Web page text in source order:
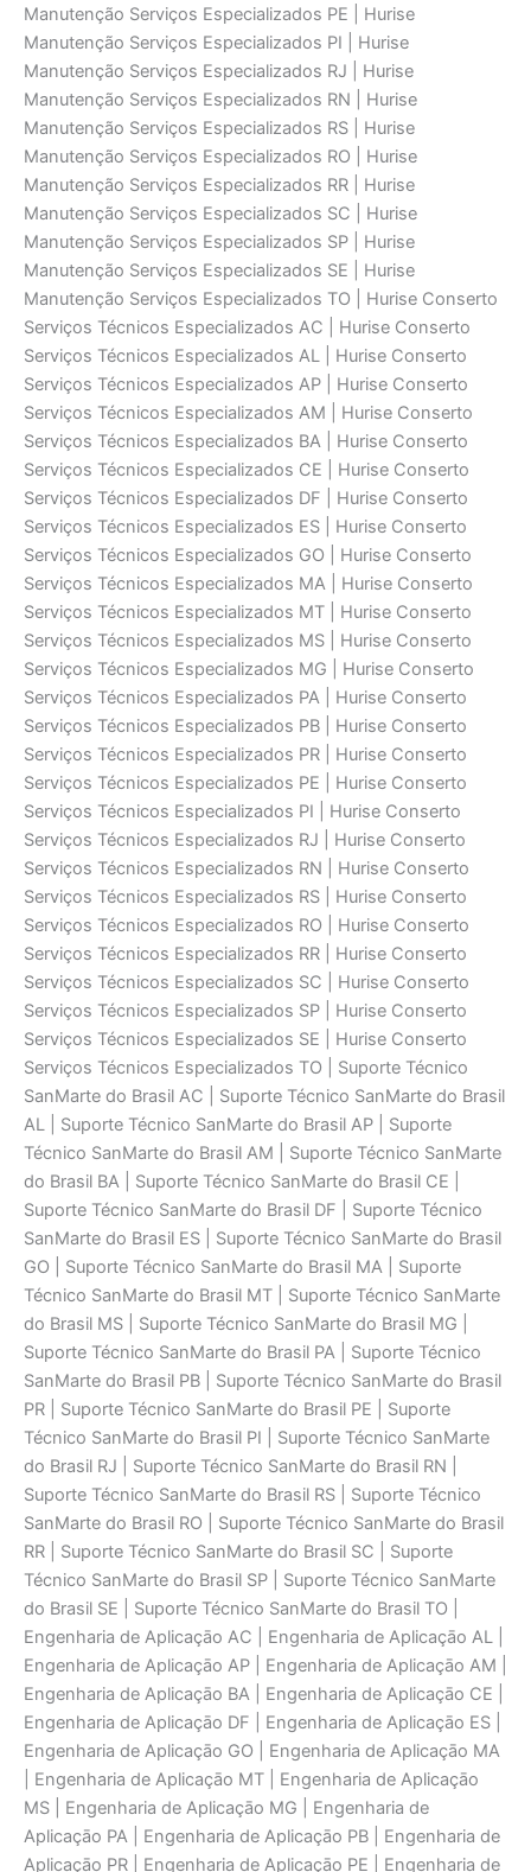
Manutenção Serviços Especializados PE | Hurise
Manutenção Serviços Especializados PI | Hurise
Manutenção Serviços Especializados RJ | Hurise
Manutenção Serviços Especializados RN | Hurise
Manutenção Serviços Especializados RS | Hurise
Manutenção Serviços Especializados RO | Hurise
Manutenção Serviços Especializados RR | Hurise
Manutenção Serviços Especializados SC | Hurise
Manutenção Serviços Especializados SP | Hurise
Manutenção Serviços Especializados SE | Hurise
Manutenção Serviços Especializados TO | Hurise Conserto
Serviços Técnicos Especializados AC | Hurise Conserto
Serviços Técnicos Especializados AL | Hurise Conserto
Serviços Técnicos Especializados AP | Hurise Conserto
Serviços Técnicos Especializados AM | Hurise Conserto
Serviços Técnicos Especializados BA | Hurise Conserto
Serviços Técnicos Especializados CE | Hurise Conserto
Serviços Técnicos Especializados DF | Hurise Conserto
Serviços Técnicos Especializados ES | Hurise Conserto
Serviços Técnicos Especializados GO | Hurise Conserto
Serviços Técnicos Especializados MA | Hurise Conserto
Serviços Técnicos Especializados MT | Hurise Conserto
Serviços Técnicos Especializados MS | Hurise Conserto
Serviços Técnicos Especializados MG | Hurise Conserto
Serviços Técnicos Especializados PA | Hurise Conserto
Serviços Técnicos Especializados PB | Hurise Conserto
Serviços Técnicos Especializados PR | Hurise Conserto
Serviços Técnicos Especializados PE | Hurise Conserto
Serviços Técnicos Especializados PI | Hurise Conserto
Serviços Técnicos Especializados RJ | Hurise Conserto
Serviços Técnicos Especializados RN | Hurise Conserto
Serviços Técnicos Especializados RS | Hurise Conserto
Serviços Técnicos Especializados RO | Hurise Conserto
Serviços Técnicos Especializados RR | Hurise Conserto
Serviços Técnicos Especializados SC | Hurise Conserto
Serviços Técnicos Especializados SP | Hurise Conserto
Serviços Técnicos Especializados SE | Hurise Conserto
Serviços Técnicos Especializados TO | Suporte Técnico
SanMarte do Brasil AC | Suporte Técnico SanMarte do Brasil
AL | Suporte Técnico SanMarte do Brasil AP | Suporte
Técnico SanMarte do Brasil AM | Suporte Técnico SanMarte
do Brasil BA | Suporte Técnico SanMarte do Brasil CE |
Suporte Técnico SanMarte do Brasil DF | Suporte Técnico
SanMarte do Brasil ES | Suporte Técnico SanMarte do Brasil
GO | Suporte Técnico SanMarte do Brasil MA | Suporte
Técnico SanMarte do Brasil MT | Suporte Técnico SanMarte
do Brasil MS | Suporte Técnico SanMarte do Brasil MG |
Suporte Técnico SanMarte do Brasil PA | Suporte Técnico
SanMarte do Brasil PB | Suporte Técnico SanMarte do Brasil
PR | Suporte Técnico SanMarte do Brasil PE | Suporte
Técnico SanMarte do Brasil PI | Suporte Técnico SanMarte
do Brasil RJ | Suporte Técnico SanMarte do Brasil RN |
Suporte Técnico SanMarte do Brasil RS | Suporte Técnico
SanMarte do Brasil RO | Suporte Técnico SanMarte do Brasil
RR | Suporte Técnico SanMarte do Brasil SC | Suporte
Técnico SanMarte do Brasil SP | Suporte Técnico SanMarte
do Brasil SE | Suporte Técnico SanMarte do Brasil TO |
Engenharia de Aplicaçāo AC | Engenharia de Aplicaçāo AL |
Engenharia de Aplicaçāo AP | Engenharia de Aplicaçāo AM |
Engenharia de Aplicaçāo BA | Engenharia de Aplicaçāo CE |
Engenharia de Aplicaçāo DF | Engenharia de Aplicaçāo ES |
Engenharia de Aplicaçāo GO | Engenharia de Aplicaçāo MA
| Engenharia de Aplicaçāo MT | Engenharia de Aplicaçāo
MS | Engenharia de Aplicaçāo MG | Engenharia de
Aplicaçāo PA | Engenharia de Aplicaçāo PB | Engenharia de
Aplicaçāo PR | Engenharia de Aplicaçāo PE | Engenharia de